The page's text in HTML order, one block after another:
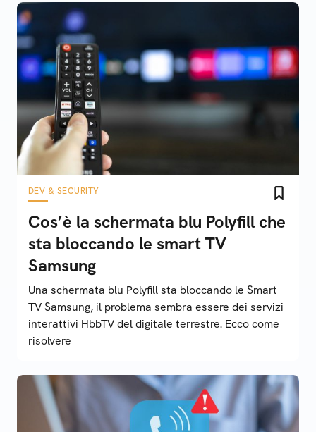
DEV & SECURITY
Cos’è la schermata blu Polyfill che
sta bloccando le smart TV
Samsung
Una schermata blu Polyfill sta bloccando le Smart
TV Samsung, il problema sembra essere dei servizi
interattivi HbbTV del digitale terrestre. Ecco come
risolvere